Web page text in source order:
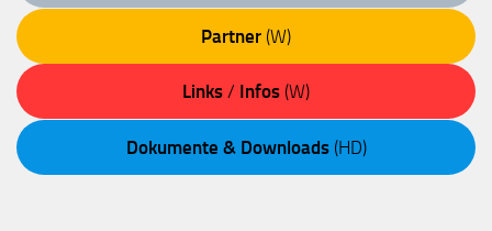
Partner (W)
Links / Infos (W)
Dokumente & Downloads(HD)